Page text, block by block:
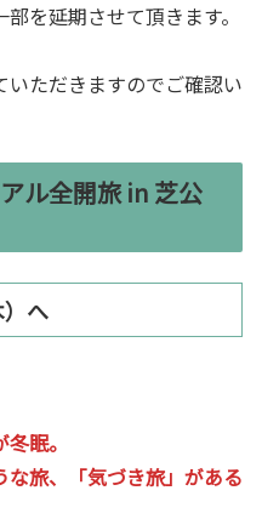
を延期させて頂きます。
ただきますのでご確認い
ル全開旅 in 芝公
へ
眠。
旅、「気づき旅」がある